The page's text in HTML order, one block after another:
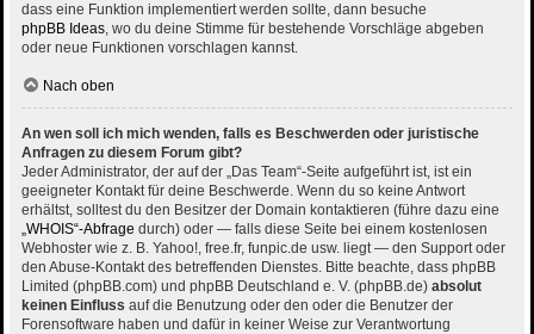
dass eine Funktion implementiert werden sollte, dann besuche
phpBB Ideas, wo du deine Stimme für bestehende Vorschläge abgeben
oder neue Funktionen vorschlagen kannst.
Nach oben
An wen soll ich mich wenden, falls es Beschwerden oder juristische
Anfragen zu diesem Forum gibt?
Jeder Administrator, der auf der „Das Team“-Seite aufgeführt ist, ist ein
geeigneter Kontakt für deine Beschwerde. Wenn du so keine Antwort
erhältst, solltest du den Besitzer der Domain kontaktieren (führe dazu eine
„WHOIS“-Abfrage durch) oder — falls diese Seite bei einem kostenlosen
Webhoster wie z. B. Yahoo!, free.fr, funpic.de usw. liegt — den Support oder
den Abuse-Kontakt des betreffenden Dienstes. Bitte beachte, dass phpBB
Limited (phpBB.com) und phpBB Deutschland e. V. (phpBB.de) absolut
keinen Einfluss auf die Benutzung oder den oder die Benutzer der
Forensoftware haben und dafür in keiner Weise zur Verantwortung